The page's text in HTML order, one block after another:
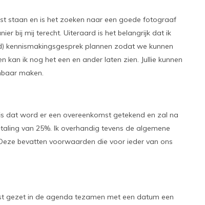
staan en is het zoeken naar een goede fotograaf
bij mij terecht. Uiteraard is het belangrijk dat ik
kennismakingsgesprek plannen zodat we kunnen
kan ik nog het een en ander laten zien. Jullie kunnen
maken.
dat word er een overeenkomst getekend en zal na
van 25%. Ik overhandig tevens de algemene
bevatten voorwaarden die voor ieder van ons
gezet in de agenda tezamen met een datum een